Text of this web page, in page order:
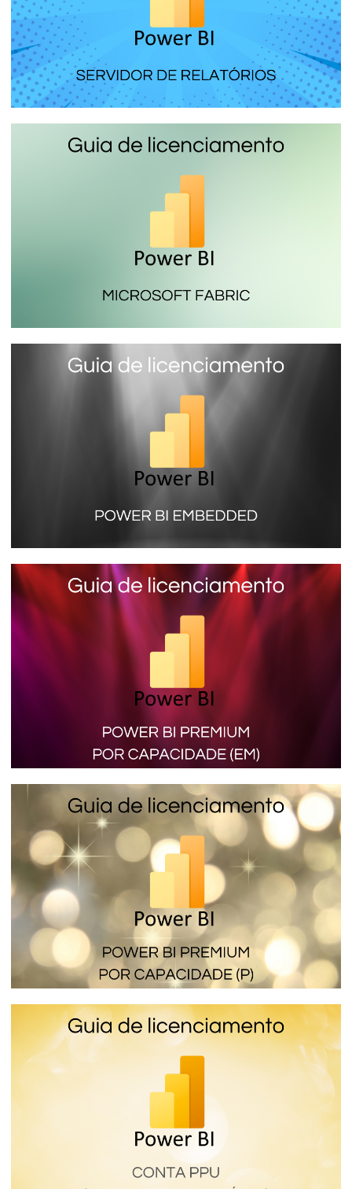
Power BI Report Server - O servidor de
relatórios local do Power BI que você
instala em um servidor da sua empresa
7 min de leitura
Microsoft Fabric (SKU F) - A mais
econômica licença do Power BI
14 min de leitura
Power BI Embedded (SKU A) - Conheça
mais sobre a licença que não precisa de
conta PRO para visualizar os relatórios
16 de janeiro de 2024 9 min de leitura
Power BI Premium por Capacidade (SKU
EM) - Conheça o licenciamento que
permite inserir relatórios em aplicações
internas
16 de janeiro de 2024 4 min de leitura
Power BI Premium por Capacidade (SKU
P) - Como funciona a licença mais cara e
completa do Power BI
16 de janeiro de 2024 6 min de leitura